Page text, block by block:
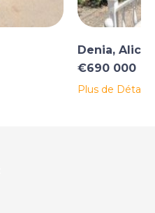
Denia,
€690 000
Plus de Détails